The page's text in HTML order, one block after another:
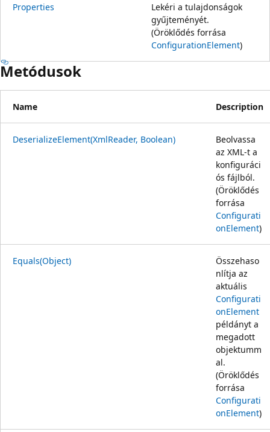
Properties
Lekéri a tulajdonságok
gyűjteményét.
(Öröklődés forrása
ConfigurationElement)
Metódusok
Name Description
DeserializeElement(XmlReader, Boolean)
Beolvassa
az XML-t a
konfiguráci
ós fájlból.
(Öröklődés
forrása
Configurati
onElement)
Equals(Object)
Összehaso
nlítja az
aktuális
Configurati
onElement
példányt a
megadott
objektumm
al.
(Öröklődés
forrása
Configurati
onElement)